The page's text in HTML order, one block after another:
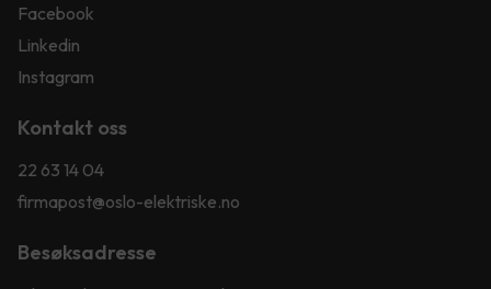
Facebook
Linkedin
Instagram
Kontakt oss
22 63 14 04
firmapost@oslo-elektriske.no
Besøksadresse